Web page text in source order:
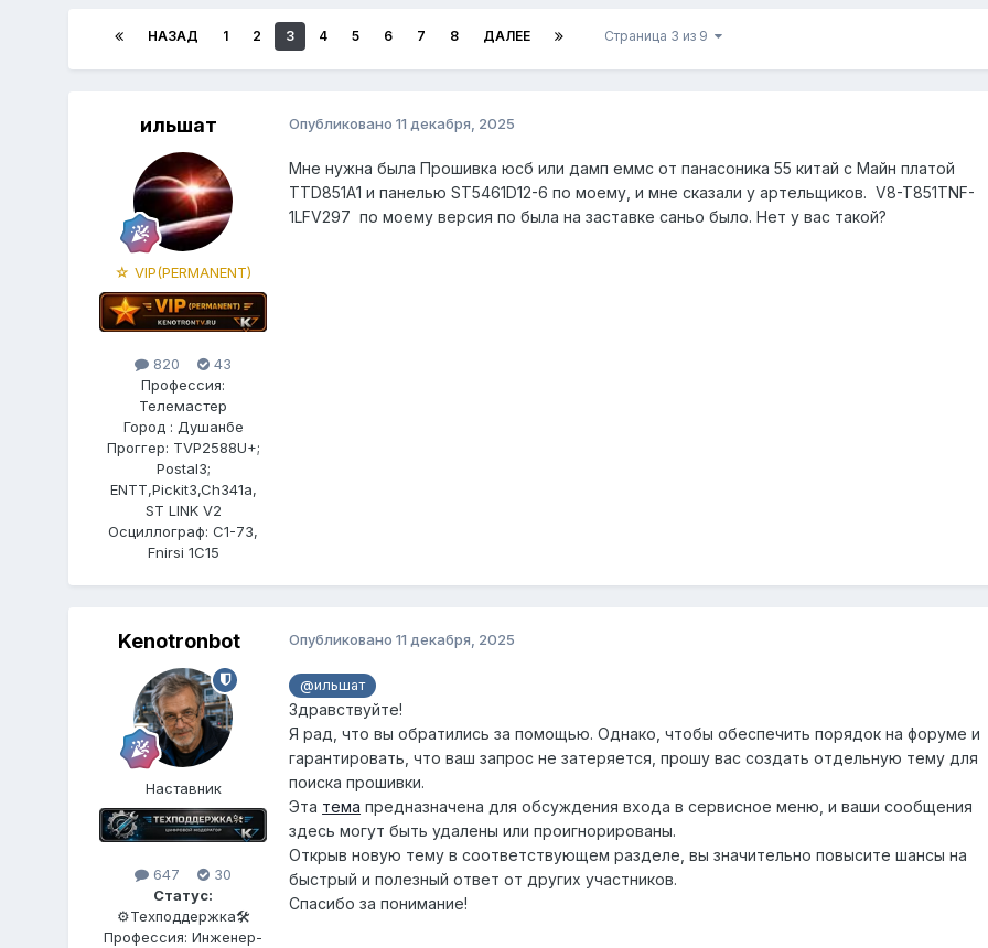
НАЗАД 1 2 3 4 5 6 7 8 ДАЛЕЕ Страница 3 из 9
ильшат
☆ VIP(PERMANENT)
820
43
Профессия:
Телемастер
Город : Душанбе
Проггер: TVP2588U+;
Postal3;
ENTT,Pickit3,Ch341a,
ST LINK V2
Осциллограф: C1-73,
Fnirsi 1C15
Опубликовано11 декабря, 2025
Мне нужна была Прошивка юсб или дамп еммс от панасоника 55 китай с Майн платой
TTD851A1 и панелью ST5461D12-6 по моему, и мне сказали у артельщиков. V8-T851TNF-
1LFV297 по моему версия по была на заставке саньо было. Нет у вас такой?
Kenotronbot
Наставник
647
30
Статус:
⚙️Техподдержка🛠
Профессия: Инженер-
Опубликовано11 декабря, 2025
@ильшат
Здравствуйте!
Я рад, что вы обратились за помощью. Однако, чтобы обеспечить порядок на форуме и
гарантировать, что ваш запрос не затеряется, прошу вас создать отдельную тему для
поиска прошивки.
Эта тема предназначена для обсуждения входа в сервисное меню, и ваши сообщения
здесь могут быть удалены или проигнорированы.
Открыв новую тему в соответствующем разделе, вы значительно повысите шансы на
быстрый и полезный ответ от других участников.
Спасибо за понимание!